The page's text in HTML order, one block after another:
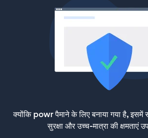
क्योंकि powr पैमाने के लिए बनाया गया है, इसमें
सुरक्षा और उच्च-मात्रा की क्षमताएं